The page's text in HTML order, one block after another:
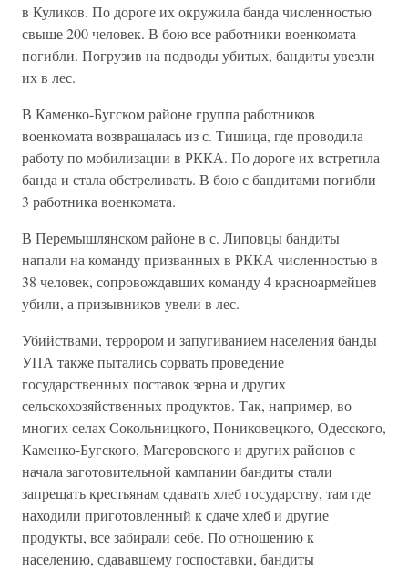
в Куликов. По дороге их окружила банда численностью
свыше 200 человек. В бою все работники военкомата
погибли. Погрузив на подводы убитых, бандиты увезли
их в лес.
В Каменко-Бугском районе группа работников
военкомата возвращалась из с. Тишица, где проводила
работу по мобилизации в РККА. По дороге их встретила
банда и стала обстреливать. В бою с бандитами погибли
3 работника военкомата.
В Перемышлянском районе в с. Липовцы бандиты
напали на команду призванных в РККА численностью в
38 человек, сопровождавших команду 4 красноармейцев
убили, а призывников увели в лес.
Убийствами, террором и запугиванием населения банды
УПА также пытались сорвать проведение
государственных поставок зерна и других
сельскохозяйственных продуктов. Так, например, во
многих селах Сокольницкого, Пониковецкого, Одесского,
Каменко-Бугского, Магеровского и других районов с
начала заготовительной кампании бандиты стали
запрещать крестьянам сдавать хлеб государству, там где
находили приготовленный к сдаче хлеб и другие
продукты, все забирали себе. По отношению к
населению, сдававшему госпоставки, бандиты